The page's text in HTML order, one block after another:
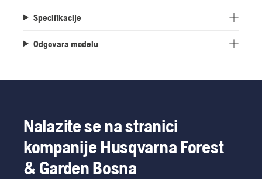
Specifikacije
Odgovara modelu
Nalazite se na stranici
kompanije Husqvarna Forest
& Garden Bosna